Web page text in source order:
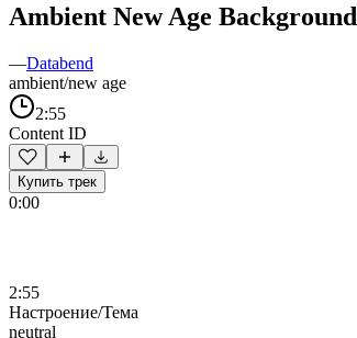
Ambient New Age Background
—Databend
ambient/new age
2:55
Content ID
Купить трек
0:00
2:55
Настроение/Тема
neutral